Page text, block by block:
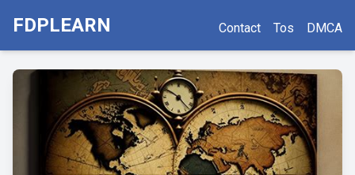
FDPLEARN Contact Tos DMCA